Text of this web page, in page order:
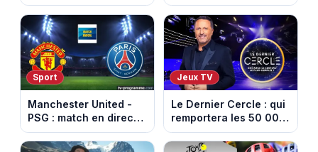
est mort à 77 ans
et horaires de la 8e
étape entre Sisteron et
Nice
Sport
Manchester United -
PSG : match en direct
sur beIN Sports 1 à
17h00
Jeux TV
Le Dernier Cercle : qui
remportera les 50 000
euros face aux
personnalités ?